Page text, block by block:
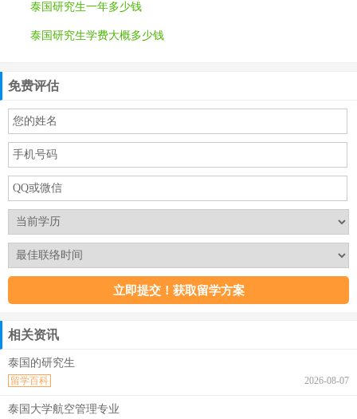
泰国研究生一年多少钱
泰国研究生学费大概多少钱
免费评估
相关资讯
泰国的研究生
2026-08-07
留学百科
泰国大学航空管理专业